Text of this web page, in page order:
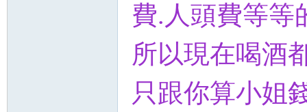
費.人頭費等等
所以現在喝酒
只跟你算小姐